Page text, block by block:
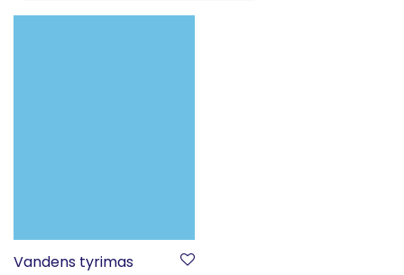
Vandens tyrimas